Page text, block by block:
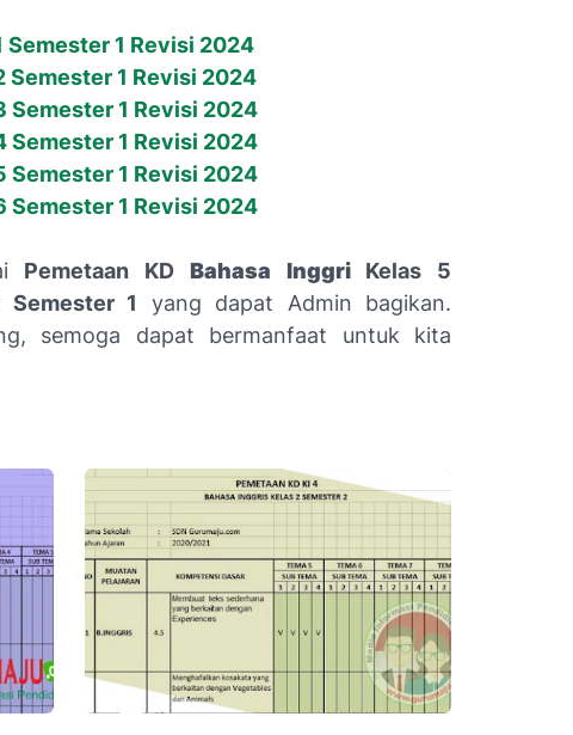
Semester 1 Revisi 2024
Semester 1 Revisi 2024
Semester 1 Revisi 2024
Semester 1 Revisi 2024
Semester 1 Revisi 2024
Semester 1 Revisi 2024
Pemetaan KD Bahasa InggriKelas 5
1
yang dapat Admin bagikan.
semoga dapat bermanfaat untuk kita